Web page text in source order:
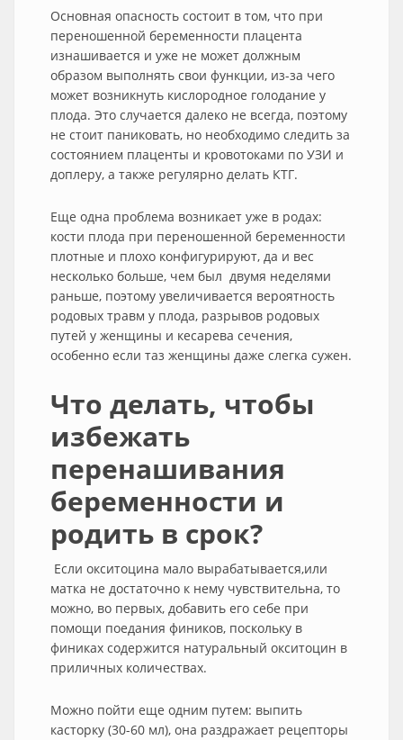
Основная опасность состоит в том, что при
переношенной беременности плацента
изнашивается и уже не может должным
образом выполнять свои функции, из-за чего
может возникнуть кислородное голодание у
плода. Это случается далеко не всегда, поэтому
не стоит паниковать, но необходимо следить за
состоянием плаценты и кровотоками по УЗИ и
доплеру, а также регулярно делать КТГ.
Еще одна проблема возникает уже в родах:
кости плода при переношенной беременности
плотные и плохо конфигурируют, да и вес
несколько больше, чем был двумя неделями
раньше, поэтому увеличивается вероятность
родовых травм у плода, разрывов родовых
путей у женщины и кесарева сечения,
особенно если таз женщины даже слегка сужен.
Что делать, чтобы
избежать
перенашивания
беременности и
родить в срок?
Если окситоцина мало вырабатывается,или
матка не достаточно к нему чувствительна, то
можно, во первых, добавить его себе при
помощи поедания фиников, поскольку в
финиках содержится натуральный окситоцин в
приличных количествах.
Можно пойти еще одним путем: выпить
касторку (30-60 мл), она раздражает рецепторы